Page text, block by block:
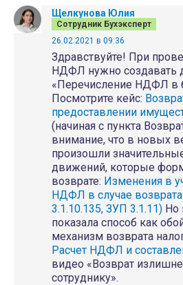
Щелкунова Юлия
Сотрудник Бухэксперт
26.02.2021 в 09:36
Здравствуйте! При
НДФЛ нужно создавать
«Перечисление НДФЛ в
Посмотрите кейс:
предоставлении
(начиная с пункта
внимание, что в новых
произошли
движений, которые
возврате: Изменения в
НДФЛ в случае
3.1.10.135, ЗУП 3.1.11) Но
показала способ как
механизм возврата
Расчет НДФЛ и
видео «Возврат
сотруднику».